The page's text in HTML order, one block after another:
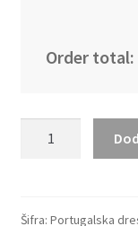
Order total:
kompleti
Šifra: Portugalska